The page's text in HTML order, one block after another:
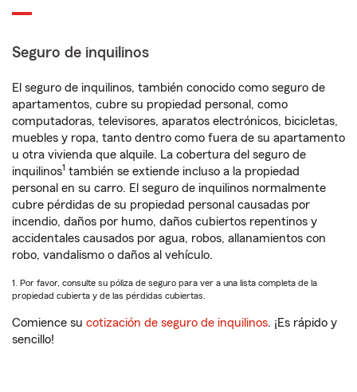
Seguro de inquilinos
El seguro de inquilinos, también conocido como seguro de
apartamentos, cubre su propiedad personal, como
computadoras, televisores, aparatos electrónicos, bicicletas,
muebles y ropa, tanto dentro como fuera de su apartamento
u otra vivienda que alquile. La cobertura del seguro de
inquilinos1 también se extiende incluso a la propiedad
personal en su carro. El seguro de inquilinos normalmente
cubre pérdidas de su propiedad personal causadas por
incendio, daños por humo, daños cubiertos repentinos y
accidentales causados por agua, robos, allanamientos con
robo, vandalismo o daños al vehículo.
1. Por favor, consulte su póliza de seguro para ver a una lista completa de la
propiedad cubierta y de las pérdidas cubiertas.
Comience su cotización de seguro de inquilinos. ¡Es rápido y
sencillo!